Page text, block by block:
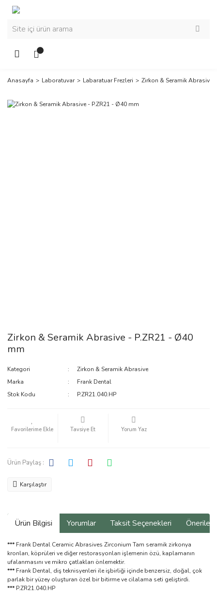
Anasayfa Laboratuvar Labaratuar Frezleri Zirkon & Seramik Abrasive
Zirkon & Seramik Abrasive - P.ZR21 - Ø40
mm
Kategori
Zirkon & Seramik Abrasive
Marka
Frank Dental
Stok Kodu
P.ZR21.040.HP
Tavsiye Et Yorum Yaz
Ürün Paylaş :
Karşılaştır
Ürün Bilgisi Yorumlar Taksit Seçenekleri
*** Frank Dental Ceramic Abrasives Zirconium Tam seramik zirkonya
kronları, köprüleri ve diğer restorasyonları işlemenin özü, kaplamanın
ufalanmasını ve mikro çatlakları önlemektir.
*** Frank Dental, diş teknisyenleri ile işbirliği içinde benzersiz, doğal, çok
parlak bir yüzey oluşturan özel bir bitirme ve cilalama seti geliştirdi.
*** P.ZR21.040.HP